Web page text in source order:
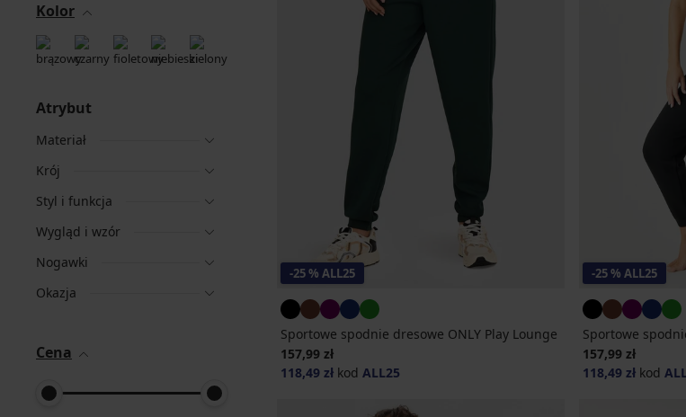
Kolor
Atrybut
Materiał
Krój
Styl i funkcja
Wygląd i wzór
Nogawki
Okazja
Cena
-25 % ALL25
Sportowe spodnie dresowe ONLY Play Lounge
157,99 zł
118,49 zł kod ALL25
-25 % ALL25
Sportowe
157,99 zł
118,49 złkod